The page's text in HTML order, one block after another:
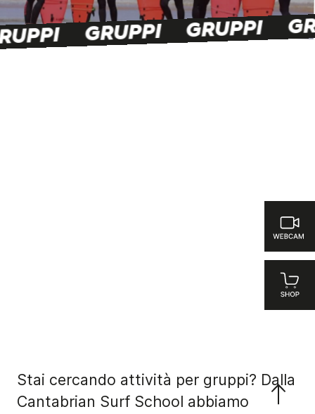
GRUPPI GRUPPI
Stai cercando attività per gruppi? Dalla
Cantabrian Surf School abbiamo